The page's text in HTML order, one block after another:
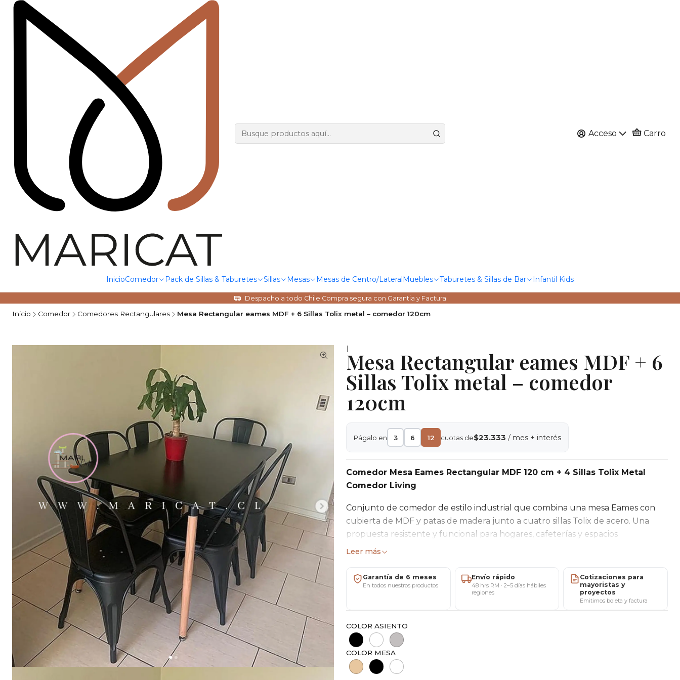
Acceso Carro
InicioComedor Pack de Sillas & Taburetes Sillas Mesas Mesas de Centro/LateralMuebles Taburetes & Sillas de Bar Infantil Kids
Despacho a todo Chile Compra segura con Garantia y Factura
Inicio Comedor Comedores Rectangulares Mesa Rectangular eames MDF + 6 Sillas Tolix metal – comedor 120cm
|Mesa Rectangular eames MDF + 6
Sillas Tolix metal – comedor
120cm
Págalo en 3 6 12 cuotas de$23.333 / mes + interés
Comedor Mesa Eames Rectangular MDF 120 cm + 4 Sillas Tolix Metal
Comedor Living
Conjunto de comedor de estilo industrial que combina una mesa Eames con
cubierta de MDF y patas de madera junto a cuatro sillas Tolix de acero. Una
propuesta resistente y funcional para hogares, cafeterías y espacios
contemporáneos.
✔️ Factura y ventas mayoristas
Características
Mesa
Leer más
Garantía de 6 meses
En todos nuestros productos
Envío rápido
48 hrs RM · 2–5 días hábiles
regiones
Cotizaciones para
mayoristas y
proyectos
Emitimos boleta y factura
COLOR ASIENTO
COLOR MESA